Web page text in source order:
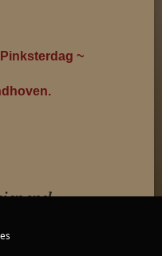
~
snel.
bij je.